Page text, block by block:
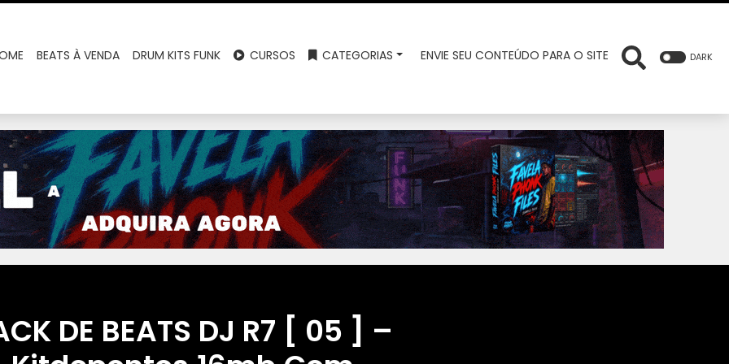
BEATS À VENDA DRUM KITS FUNK CURSOS CATEGORIAS ENVIE SEU CONTEÚDO PARA O SITE DARK
DE BEATS DJ R7 [ 05 ] –